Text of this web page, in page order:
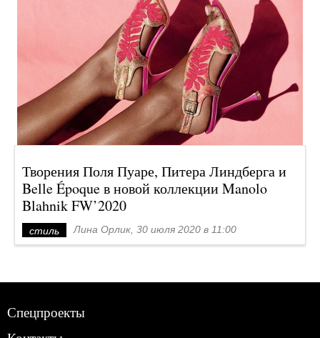
Творения Поля Пуаре, Питера Линдберга и
Belle Époque в новой коллекции Manolo
Blahnik FW’2020
стиль Лина Орлик, 30 июля 2020 в 11:00
Спецпроекты